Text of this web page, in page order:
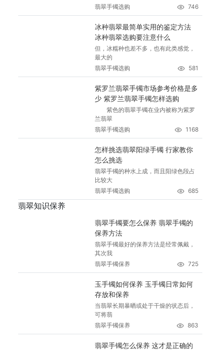
翡翠手镯选购
746
冰种翡翠最简单实用的鉴定方法
冰种翡翠选购要注意什么
但，冰糯种也差不多，也有此类感觉，
最大的
翡翠手镯选购
581
紫罗兰翡翠手镯市场参考价格是多
少 紫罗兰翡翠手镯怎样选购
紫色的翡翠手镯在业内被称为紫罗
兰翡翠
翡翠手镯选购
1168
怎样挑选翡翠阳绿手镯 行家教你
怎么挑选
翡翠手镯的种水上成，而且阳绿色段占
比较大
翡翠手镯选购
685
翡翠知识保养
翡翠手镯要怎么保养 翡翠手镯的
保养方法
翡翠手镯最好的保养方法是经常佩戴，
其次我
翡翠手镯保养
725
玉手镯如何保养 玉手镯日常如何
存放和保养
当翡翠长期暴晒或处于干燥的状态后，
可将翡
翡翠手镯保养
863
翡翠手镯怎么保养 这才是正确的